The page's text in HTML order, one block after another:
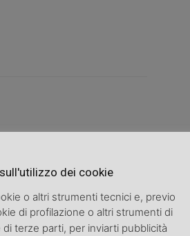
Articolo successivo
il peggior nemico dell’amore.
dei cookie
o altri strumenti tecnici e, previo
di profilazione o altri strumenti di
terze parti, per inviarti pubblicità